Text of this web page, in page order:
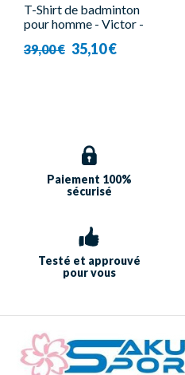
T-Shirt de badminton
pour homme - Victor -
39,00 € 35,10 €
Paiement 100%
sécurisé
Testé et approuvé
pour vous